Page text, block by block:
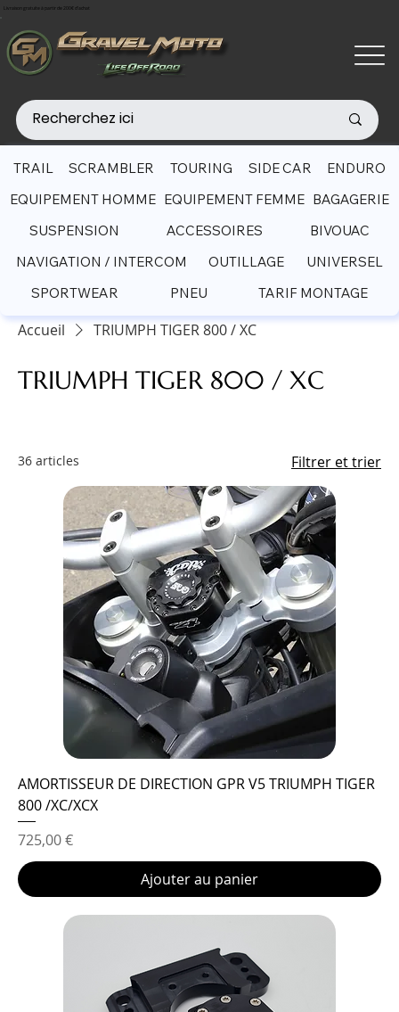
Livraison gratuite à partir de 200€ d'achat
Accueil TRIUMPH TIGER 800 / XC
TRIUMPH TIGER 800 / XC
36 articles Filtrer et trier
AMORTISSEUR DE DIRECTION GPR V5 TRIUMPH TIGER
800 /XC/XCX
Prix
725,00 €
Ajouter au panier
TRAIL SCRAMBLER TOURING SIDE CAR
ENDURO
EQUIPEMENT HOMME EQUIPEMENT FEMME BAGAGERIE
SUSPENSION
ACCESSOIRES
BIVOUAC
NAVIGATION / INTERCOM
OUTILLAGE
UNIVERSEL
SPORTWEAR
PNEU TARIF MONTAGE